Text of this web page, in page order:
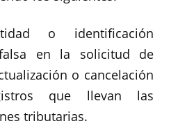
o identificación
en la solicitud de
o cancelación
que llevan las
tributarias.